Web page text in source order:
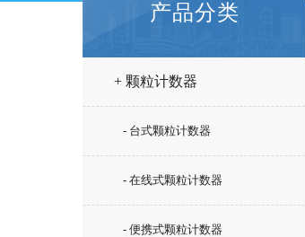
产品分类
+ 颗粒计数器
- 台式颗粒计数器
- 在线式颗粒计数器
- 便携式颗粒计数器